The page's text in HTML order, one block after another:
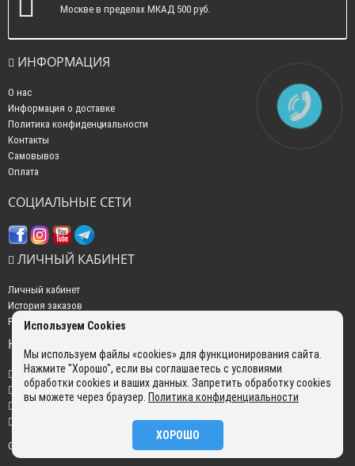
Москве в пределах МКАД 500 руб.
ИНФОРМАЦИЯ
О нас
Информация о доставке
Политика конфиденциальности
Контакты
Самовывоз
Оплата
СОЦИАЛЬНЫЕ СЕТИ
ЛИЧНЫЙ КАБИНЕТ
Личный кабинет
История заказов
Рассылка новостей
НАШИ КОНТАКТЫ
+7 (499) 350-22-51
sales@gokyo.ru
пн. - пт. : с 10:00 до 18:00 сб. c 10:00 до 14:00 воскресенье : выходной.
г. Москва, Россия, Улица Сущёвский Вал, 5 с20
GOKYO © 2026
Используем Cookies
Мы используем файлы «cookies» для функционирования сайта.
Нажмите "Хорошо", если вы соглашаетесь с условиями
обработки cookies и ваших данных. Запретить обработку cookies
вы можете через браузер. Политика конфиденциальности
ХОРОШО